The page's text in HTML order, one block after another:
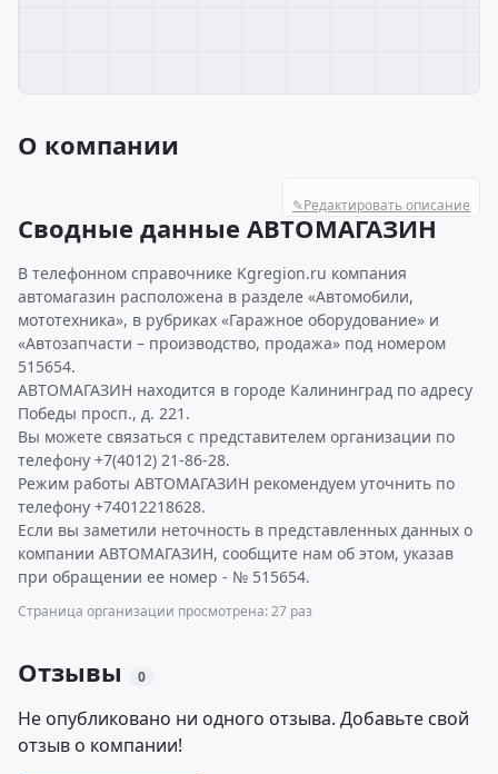
О компании
✎Редактировать описание
Сводные данные АВТОМАГАЗИН
В телефонном справочнике Kgregion.ru компания
автомагазин расположена в разделе «Автомобили,
мототехника», в рубриках «Гаражное оборудование» и
«Автозапчасти – производство, продажа» под номером
515654.
АВТОМАГАЗИН находится в городе Калининград по адресу
Победы просп., д. 221.
Вы можете связаться с представителем организации по
телефону +7(4012) 21-86-28.
Режим работы АВТОМАГАЗИН рекомендуем уточнить по
телефону +74012218628.
Если вы заметили неточность в представленных данных о
компании АВТОМАГАЗИН, сообщите нам об этом, указав
при обращении ее номер - № 515654.
Страница организации просмотрена: 27 раз
Отзывы 0
Не опубликовано ни одного отзыва. Добавьте свой
отзыв о компании!